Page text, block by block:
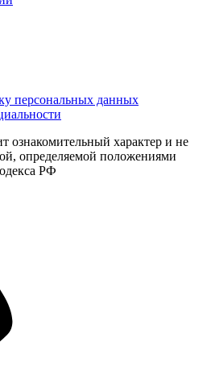
персональных данных
ознакомительный характер и не
определяемой положениями
РФ